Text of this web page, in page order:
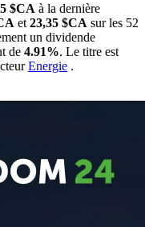
$CA à la dernière
et 23,35 $CA sur les 52
un dividende
de 4.91%. Le titre est
Energie .